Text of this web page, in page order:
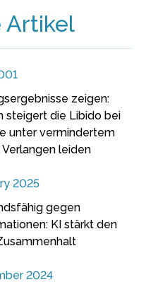
Artikel
zeigen:
steigert die Libido bei
unter vermindertem
leiden
2025
gegen
KI stärkt den
2024